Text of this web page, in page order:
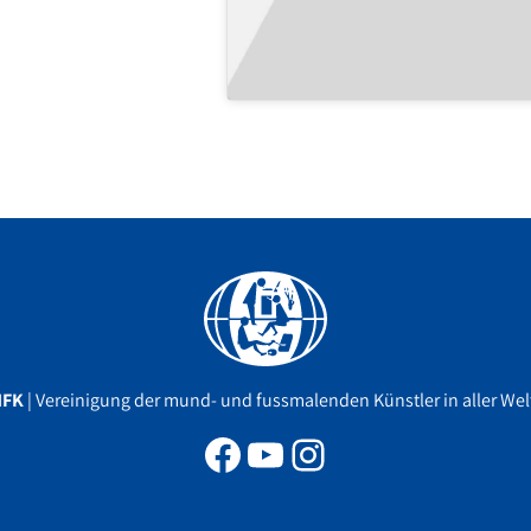
| Vereinigung der mund- und fussmalenden Künstler in aller
Facebook
YouTube
Instagram